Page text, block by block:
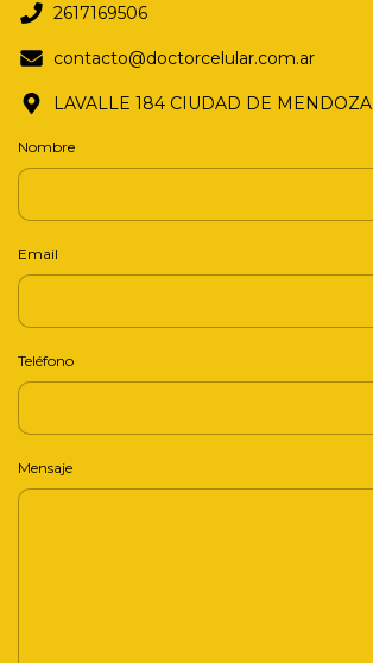
2617169506
contacto@doctorcelular.com.ar
LAVALLE 184 CIUDAD DE MENDOZA
Nombre
Email
Teléfono
Mensaje